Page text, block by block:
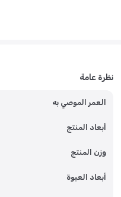
نظرة عامة
العمر الموصي به
أبعاد المنتج
وزن المنتج
أبعاد العبوة